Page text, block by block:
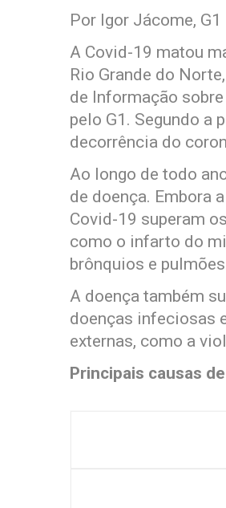
Por Igor Jácome, G1
A Covid-19 matou
Rio Grande do
de Informação
pelo G1. Segundo a
decorrência do
Ao longo de todo
de doença. Embora
Covid-19 superam
como o infarto do
brônquios e
A doença também
doenças infeciosas
externas, como a
Principais causas